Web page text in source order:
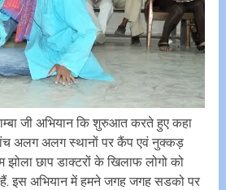
जी अभियान कि शुरुआत करते हुए कहा
अलग अलग स्थानों पर कैंप एवं नुक्कड़
झोला छाप डाक्टरों के खिलाफ लोगो को
इस अभियान में हमने जगह जगह सडको पर